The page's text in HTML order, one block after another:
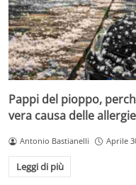
Pappi del pioppo,
vera causa delle allergie
Antonio Bastianelli Aprile
Leggi di più